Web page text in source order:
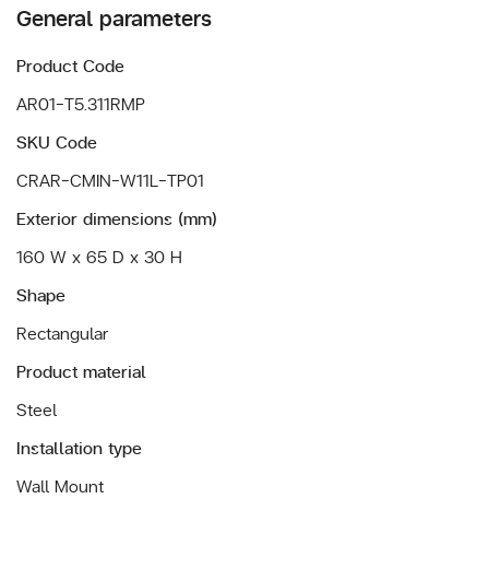
General parameters
Product Code
AR01-T5.311RMP
SKU Code
CRAR-CMIN-W11L-TP01
Exterior dimensions (mm)
160 W x 65 D x 30 H
Shape
Rectangular
Product material
Steel
Installation type
Wall Mount